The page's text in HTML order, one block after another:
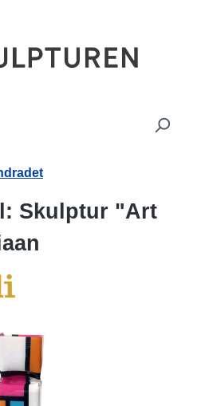
Skulptur "Art